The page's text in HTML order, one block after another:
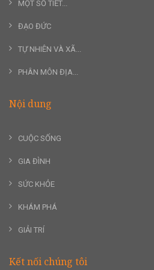
MỘT SỐ TIẾT...
ĐẠO ĐỨC
TỰ NHIÊN VÀ XÃ...
PHÂN MÔN ĐỊA...
Nội dung
CUỘC SỐNG
GIA ĐÌNH
SỨC KHỎE
KHÁM PHÁ
GIẢI TRÍ
Kết nối chúng tôi